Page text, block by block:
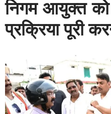
निगम आयुक्त
प्रक्रिया पूरी